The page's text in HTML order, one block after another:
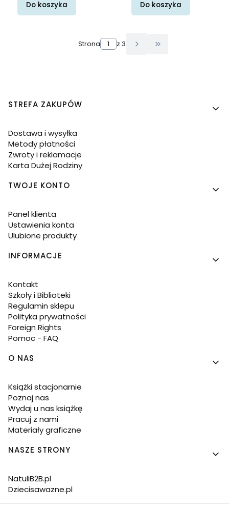
Do koszyka Do koszyka
Strona z 3 Przejdź do
Linki w stopce
STREFA ZAKUPÓW
Dostawa i wysyłka
Metody płatności
Zwroty i reklamacje
Karta Dużej Rodziny
TWOJE KONTO
Panel klienta
Ustawienia konta
Ulubione produkty
INFORMACJE
Kontakt
Szkoły i Biblioteki
Regulamin sklepu
Polityka prywatności
Foreign Rights
Pomoc - FAQ
O NAS
Książki stacjonarnie
Poznaj nas
Wydaj u nas książkę
Pracuj z nami
Materiały graficzne
NASZE STRONY
NatuliB2B.pl
Dziecisawazne.pl